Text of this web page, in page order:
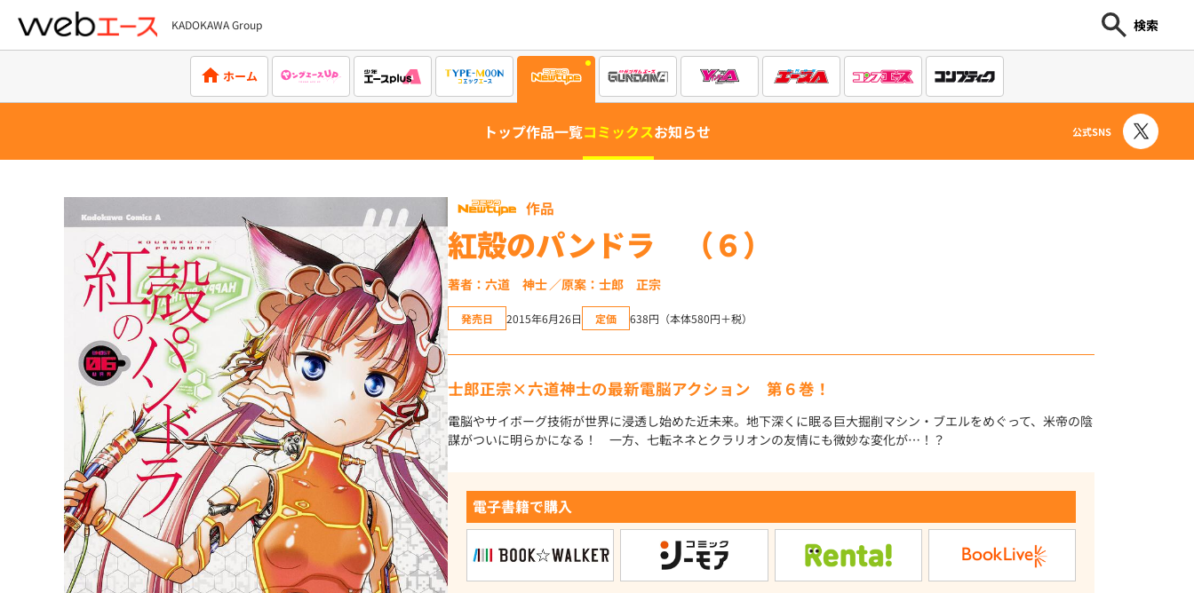
webエース
KADOKAWA Group 検索
ホーム
トップ作品一覧コミックスお知らせ 公式SNS
作品
紅殻のパンドラ （６）
著者：六道 神士 原案：士郎 正宗
発売日 2015年6月26日 定価 638円（本体580円＋税）
士郎正宗×六道神士の最新電脳アクション 第６巻！
電脳やサイボーグ技術が世界に浸透し始めた近未来。地下深くに眠る巨大掘削マシン・ブエルをめぐって、米帝の陰
謀がついに明らかになる！ 一方、七転ネネとクラリオンの友情にも微妙な変化が…！？
電子書籍で購入